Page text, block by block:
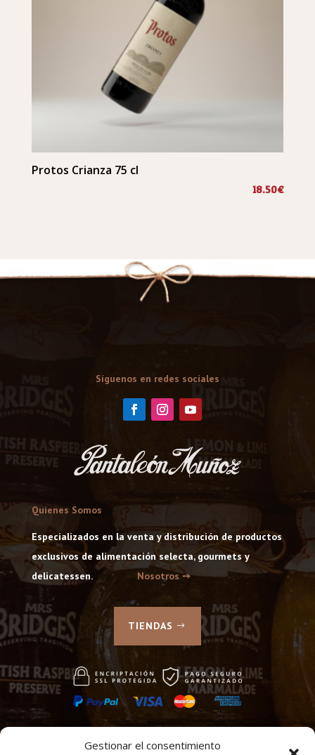
Gestionar el consentimiento
Protos Crianza 75 cl
18.50€
Síguenos en redes sociales
Quienes Somos
Especializados en la venta y distribución de productos
exclusivos de alimentación selecta, gourmets y
delicatessen. Nosotros ➙
TIENDAS